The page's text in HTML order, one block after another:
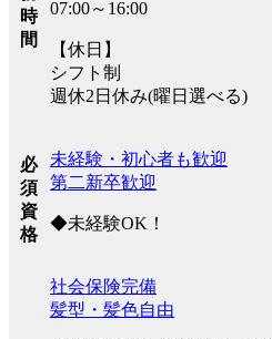
時
間
07:00～16:00
【休日】
シフト制
週休2日休み(曜日選べる)
必
須
資
格
未経験・初心者も歓迎
第二新卒歓迎
◆未経験OK！
社会保険完備
髪型・髪色自由